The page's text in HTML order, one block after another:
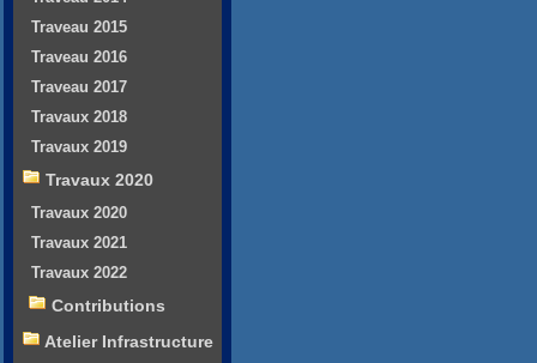
Traveau 2015
Traveau 2016
Traveau 2017
Travaux 2018
Travaux 2019
Travaux 2020
Travaux 2020
Travaux 2021
Travaux 2022
Contributions
Atelier Infrastructure